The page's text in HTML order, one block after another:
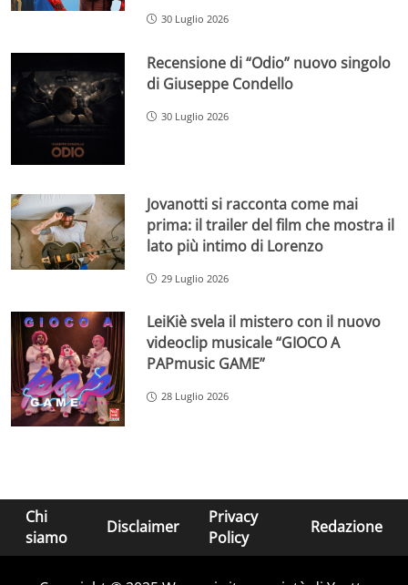
30 Luglio 2026
Recensione di “Odio” nuovo singolo
di Giuseppe Condello
30 Luglio 2026
Jovanotti si racconta come mai
prima: il trailer del film che mostra il
lato più intimo di Lorenzo
29 Luglio 2026
LeiKiè svela il mistero con il nuovo
videoclip musicale “GIOCO A
PAPmusic GAME”
28 Luglio 2026
Chi
siamo
Disclaimer
Privacy
Policy
Redazione